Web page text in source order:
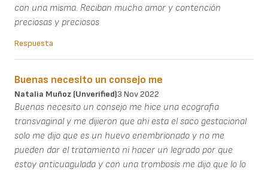
con una misma. Reciban mucho amor y contención
preciosas y preciosos
Respuesta
Buenas necesito un consejo me
Natalia Muñoz (unverified)3 Nov 2022
Buenas necesito un consejo me hice una ecografia
transvaginal y me dijieron que ahi esta el saco gestacional
solo me dijo que es un huevo enembrionado y no me
pueden dar el tratamiento ni hacer un legrado por que
estoy anticuagulada y con una trombosis me dijo que lo lo